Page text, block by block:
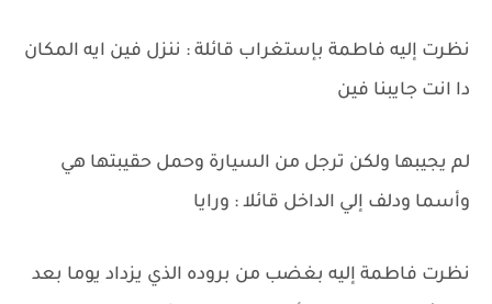
نظرت إليه فاطمة بإستغراب قائلة : ننزل فين ايه المكان
دا انت جايبنا فين
لم يجيبها ولكن ترجل من السيارة وحمل حقيبتها هي
وأسما ودلف إلي الداخل قائلا : ورايا
نظرت فاطمة إليه بغضب من بروده الذي يزداد يوما بعد